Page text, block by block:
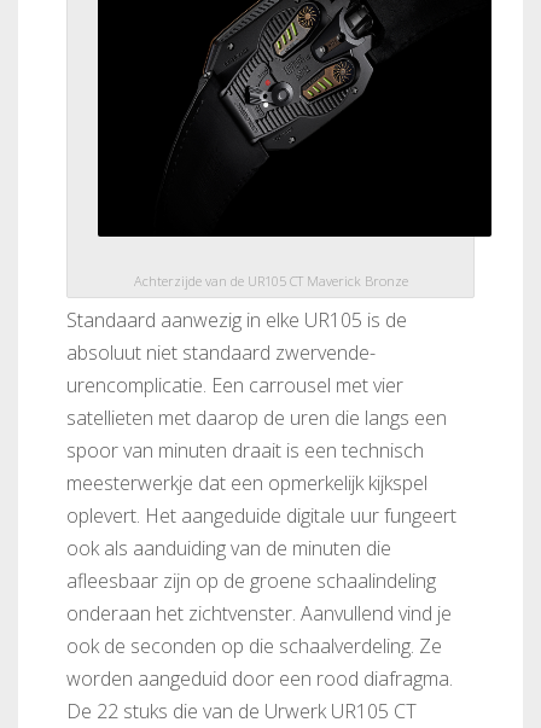
Achterzijde van de UR105 CT Maverick Bronze
Standaard aanwezig in elke UR105 is de
absoluut niet standaard zwervende-
urencomplicatie. Een carrousel met vier
satellieten met daarop de uren die langs een
spoor van minuten draait is een technisch
meesterwerkje dat een opmerkelijk kijkspel
oplevert. Het aangeduide digitale uur fungeert
ook als aanduiding van de minuten die
afleesbaar zijn op de groene schaalindeling
onderaan het zichtvenster. Aanvullend vind je
ook de seconden op die schaalverdeling. Ze
worden aangeduid door een rood diafragma.
De 22 stuks die van de Urwerk UR105 CT